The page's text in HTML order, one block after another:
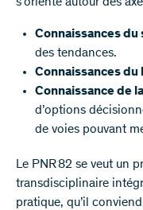
Connaissances du
des tendances.
Connaissances du
Connaissance de
d’options
de voies pouvant
Le PNR 82 se veut un
transdisciplinaire
pratique, qu’il